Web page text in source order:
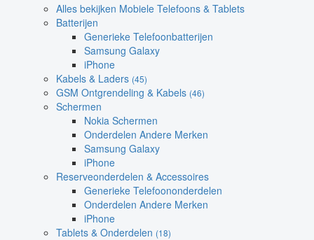
Alles bekijken Mobiele Telefoons & Tablets
Batterijen
Generieke Telefoonbatterijen
Samsung Galaxy
iPhone
Kabels & Laders (45)
GSM Ontgrendeling & Kabels (46)
Schermen
Nokia Schermen
Onderdelen Andere Merken
Samsung Galaxy
iPhone
Reserveonderdelen & Accessoires
Generieke Telefoononderdelen
Onderdelen Andere Merken
iPhone
Tablets & Onderdelen (18)